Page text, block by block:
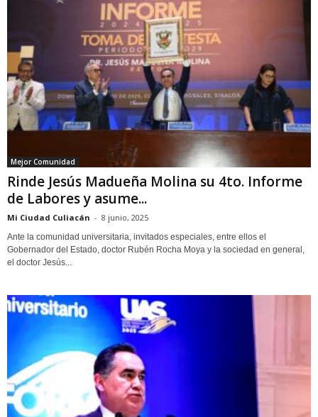
Mejor Comunidad
Rinde Jesús Madueña Molina su 4to. Informe
de Labores y asume...
Mi Ciudad Culiacán - 8 junio, 2025
Ante la comunidad universitaria, invitados especiales, entre ellos el
Gobernador del Estado, doctor Rubén Rocha Moya y la sociedad en general,
el doctor Jesús...